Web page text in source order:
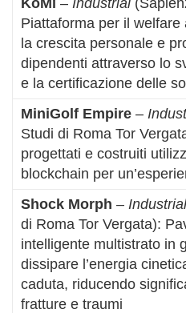
KoMi – Industrial
Piattaforma per il
la crescita personale e
dipendenti attraverso lo
e la certificazione delle
MiniGolf Empire –
Studi di Roma Tor
progettati e costruiti
blockchain per
Shock Morph –
di Roma Tor Vergata):
intelligente multistrato in
dissipare l’energia
caduta, riducendo
fratture e traumi